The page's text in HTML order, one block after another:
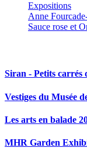
Expositions
Anne
Sauce rose et
Siran - Petits
Vestiges du Musée
Les arts en balade
MHR Garden